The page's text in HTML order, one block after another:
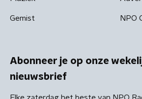
Gemist NPO
Abonneer je op onze
nieuwsbrief
Elke zaterdag het beste van NPO